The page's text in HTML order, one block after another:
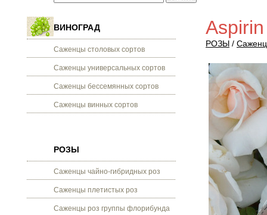
ВИНОГРАД
Саженцы столовых сортов
Саженцы универсальных сортов
Саженцы бессемянных сортов
Саженцы винных сортов
РОЗЫ
Саженцы чайно-гибридных роз
Саженцы плетистых роз
Саженцы роз группы флорибунда
РОЗЫ /